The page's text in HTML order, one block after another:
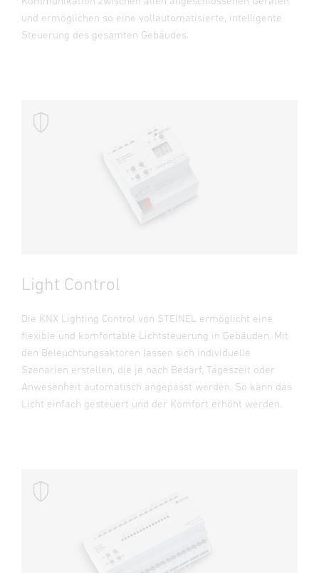
und ermöglichen so eine vollautomatisierte, intelligente
Steuerung des gesamten Gebäudes.
Light Control
Die KNX Lighting Control von STEINEL ermöglicht eine
flexible und komfortable Lichtsteuerung in Gebäuden. Mit
den Beleuchtungsaktoren lassen sich individuelle
Szenarien erstellen, die je nach Bedarf, Tageszeit oder
Anwesenheit automatisch angepasst werden. So kann das
Licht einfach gesteuert und der Komfort erhöht werden.